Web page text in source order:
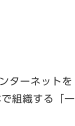
ターネットを
組織する「一